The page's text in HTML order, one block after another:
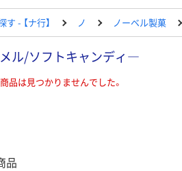
- 【ナ行】 ノ ノーベル製菓
ル/ソフトキャンディ―
品は見つかりませんでした。
品